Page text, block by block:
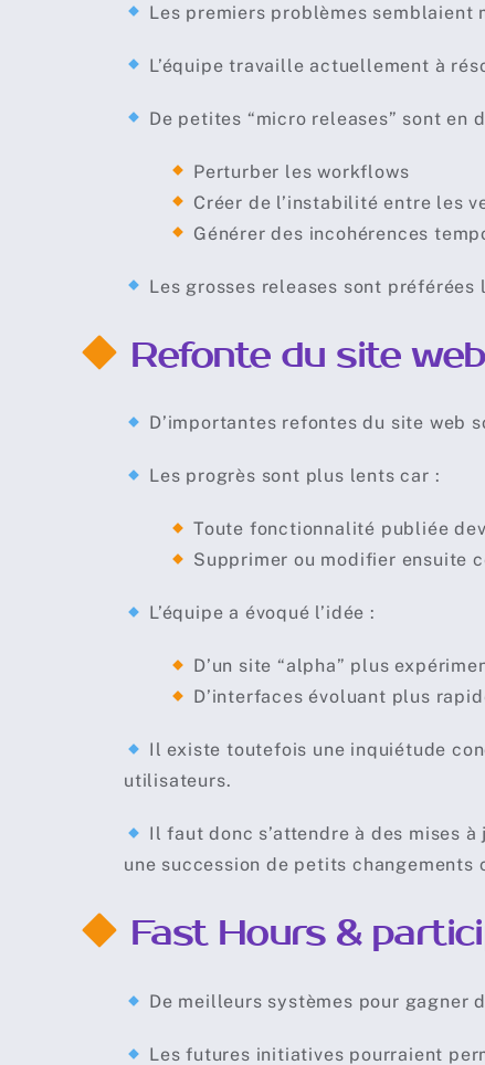
Les premiers problèmes semblaient
L’équipe travaille actuellement à
De petites “micro releases” sont en
Perturber les workflows
Créer de l’instabilité entre les
Générer des incohérences
Les grosses releases sont
Refonte du site
D’importantes refontes du site web
Les progrès sont plus lents car :
Toute fonctionnalité publiée
Supprimer ou modifier ensuite
L’équipe a évoqué l’idée :
D’un site “alpha” plus
D’interfaces évoluant plus
Il existe toutefois une inquiétude
utilisateurs.
Il faut donc s’attendre à des mises
une succession de petits changements
Fast Hours &
De meilleurs systèmes pour gagner
Les futures initiatives pourraient